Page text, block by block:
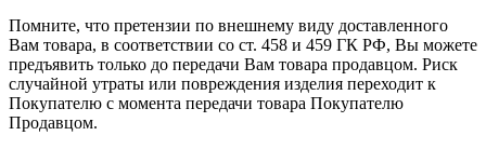
Помните, что претензии по внешнему виду доставленного
Вам товара, в соответствии со ст. 458 и 459 ГК РФ, Вы можете
предъявить только до передачи Вам товара продавцом. Риск
случайной утраты или повреждения изделия переходит к
Покупателю с момента передачи товара Покупателю
Продавцом.